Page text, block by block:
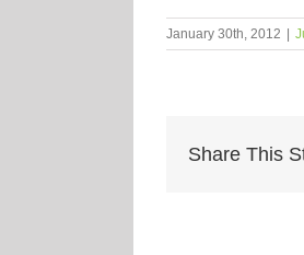
January 30th, 2012
Share This